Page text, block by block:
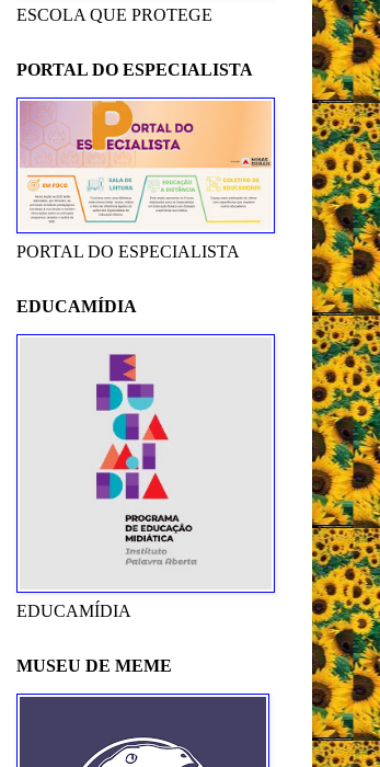
ESCOLA QUE PROTEGE
PORTAL DO ESPECIALISTA
PORTAL DO ESPECIALISTA
EDUCAMÍDIA
EDUCAMÍDIA
MUSEU DE MEME